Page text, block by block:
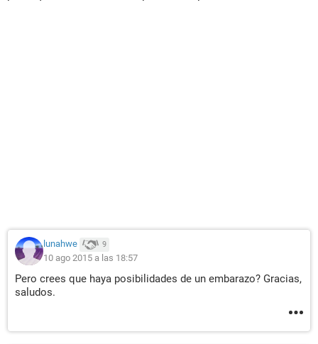
lunahwe 9
10 ago 2015 a las 18:57
Pero crees que haya posibilidades de un embarazo? Gracias,
saludos.